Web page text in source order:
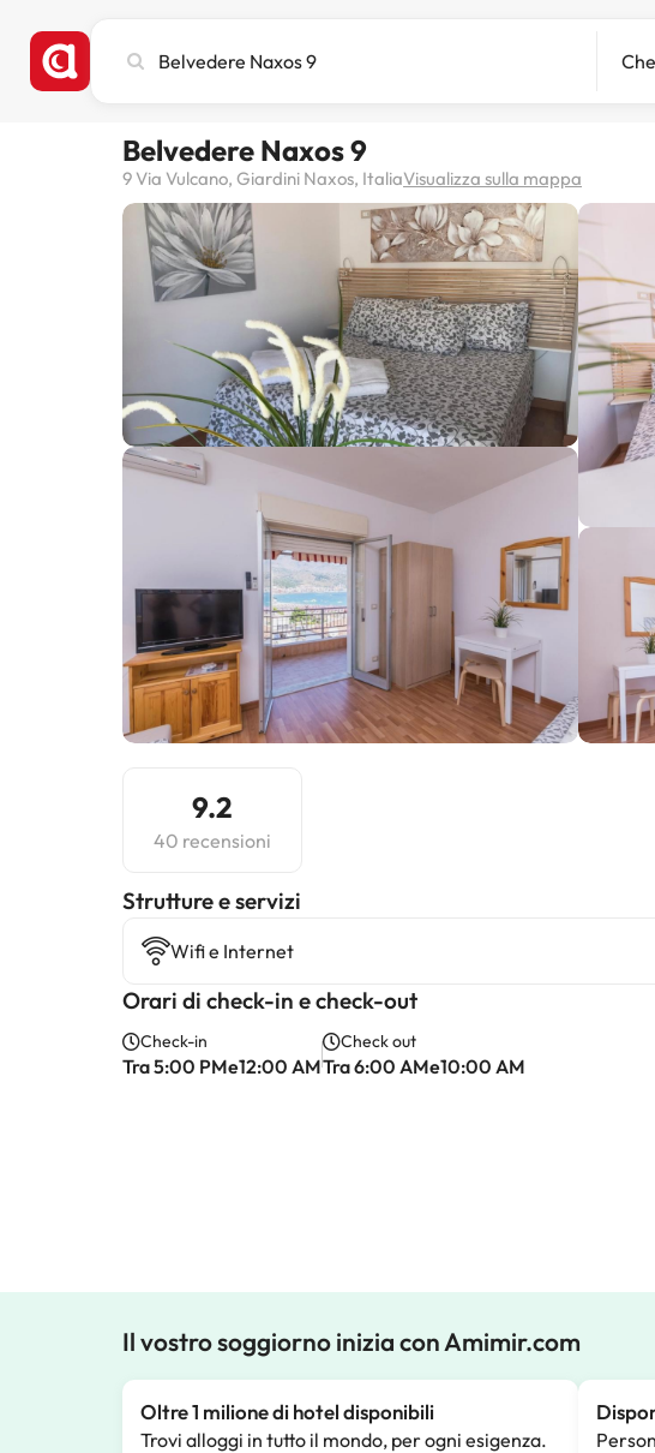
città,
destinazione
Belvedere Naxos 9
9 Via Vulcano, Giardini Naxos, ItaliaVisualizza sulla mappa
9.2
40 recensioni
​Strutture e servizi
Wifi e Internet
Orari di check-in e check-out
Check-in
Tra 5:00 PMe12:00 AM
Check out
Tra 6:00 AMe10:00 AM
Il vostro soggiorno inizia con Amimir.com
Oltre 1 milione di hotel disponibili
Trovi alloggi in tutto il mondo, per ogni esigenza.